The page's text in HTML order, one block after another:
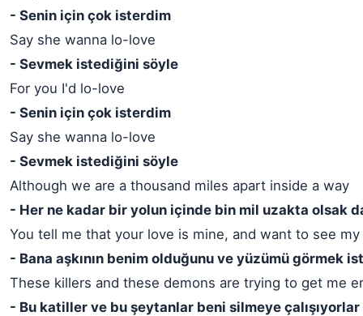
- Senin için çok isterdim
Say she wanna lo-love
- Sevmek istediğini söyle
For you I'd lo-love
- Senin için çok isterdim
Say she wanna lo-love
- Sevmek istediğini söyle
Although we are a thousand miles apart inside a way
- Her ne kadar bir yolun içinde bin mil uzakta olsak
You tell me that your love is mine, and want to see my
- Bana aşkının benim olduğunu ve yüzümü görmek
These killers and these demons are trying to get me
- Bu katiller ve bu şeytanlar beni silmeye çalışıyorlar